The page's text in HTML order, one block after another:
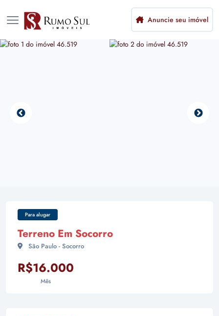
Anuncie seu imóvel
Para alugar
Terreno Em Socorro
São Paulo - Socorro
R$16.000
Mês